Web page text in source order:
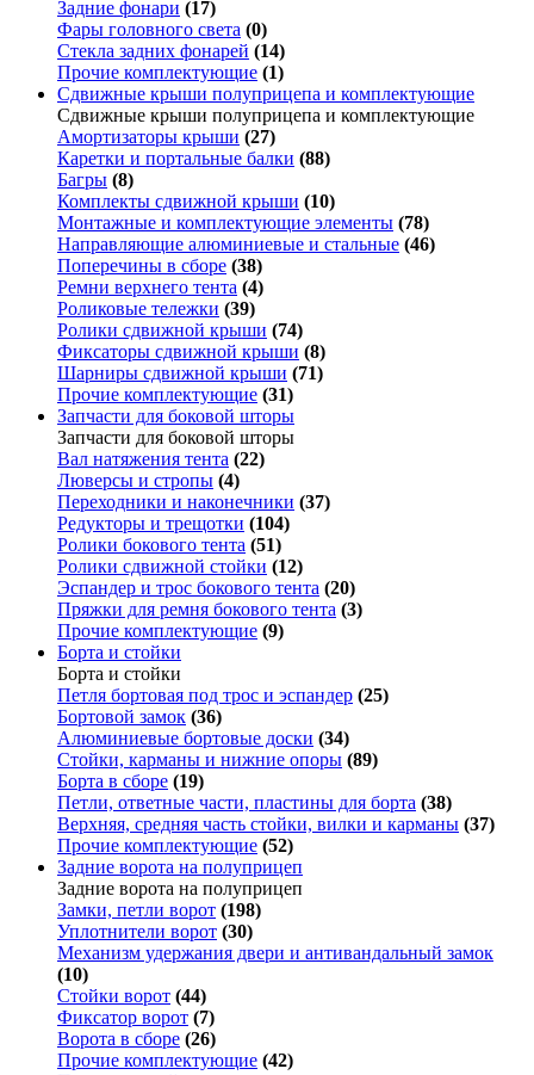
Задние фонари (17)
Фары головного света (0)
Стекла задних фонарей (14)
Прочие комплектующие (1)
Сдвижные крыши полуприцепа и комплектующие
Сдвижные крыши полуприцепа и комплектующие
Амортизаторы крыши (27)
Каретки и портальные балки (88)
Багры (8)
Комплекты сдвижной крыши (10)
Монтажные и комплектующие элементы (78)
Направляющие алюминиевые и стальные (46)
Поперечины в сборе (38)
Ремни верхнего тента (4)
Роликовые тележки (39)
Ролики сдвижной крыши (74)
Фиксаторы сдвижной крыши (8)
Шарниры сдвижной крыши (71)
Прочие комплектующие (31)
Запчасти для боковой шторы
Запчасти для боковой шторы
Вал натяжения тента (22)
Люверсы и стропы (4)
Переходники и наконечники (37)
Редукторы и трещотки (104)
Ролики бокового тента (51)
Ролики сдвижной стойки (12)
Эспандер и трос бокового тента (20)
Пряжки для ремня бокового тента (3)
Прочие комплектующие (9)
Борта и стойки
Борта и стойки
Петля бортовая под трос и эспандер (25)
Бортовой замок (36)
Алюминиевые бортовые доски (34)
Стойки, карманы и нижние опоры (89)
Борта в сборе (19)
Петли, ответные части, пластины для борта (38)
Верхняя, средняя часть стойки, вилки и карманы (37)
Прочие комплектующие (52)
Задние ворота на полуприцеп
Задние ворота на полуприцеп
Замки, петли ворот (198)
Уплотнители ворот (30)
Механизм удержания двери и антивандальный замок
(10)
Стойки ворот (44)
Фиксатор ворот (7)
Ворота в сборе (26)
Прочие комплектующие (42)